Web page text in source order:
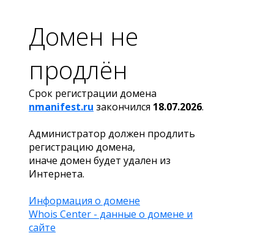
Домен не
продлён
Срок регистрации домена
nmanifest.ru закончился 18.07.2026.
Администратор должен продлить
регистрацию домена,
иначе домен будет удален из
Интернета.
Информация о домене
Whois Center - данные о домене и
сайте